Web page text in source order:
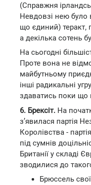
(Справжня
Невдовзі нею було
що єдиний) теракт,
а декілька сотень
На сьогодні
Проте вона не
майбутньому
інші радикальні
здаватись поки що
6. Брексіт. На
з’явилася партія
Королівства -
під сумнів
Британії у складі
зводилися до
Брюссель